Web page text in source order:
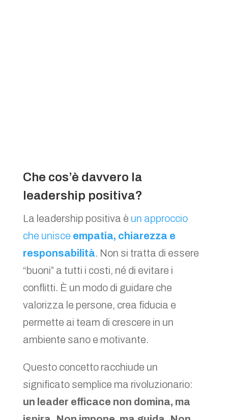
Che cos’è davvero la
leadership positiva?
La leadership positiva è un approccio
che unisce empatia, chiarezza e
responsabilità. Non si tratta di essere
“buoni” a tutti i costi, né di evitare i
conflitti. È un modo di guidare che
valorizza le persone, crea fiducia e
permette ai team di crescere in un
ambiente sano e motivante.
Questo concetto racchiude un
significato semplice ma rivoluzionario:
un leader efficace non domina, ma